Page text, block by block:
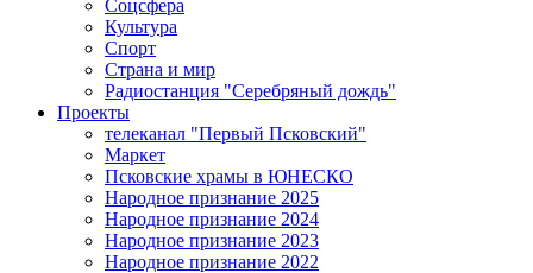
Соцсфера
Культура
Спорт
Страна и мир
Радиостанция "Серебряный дождь"
Проекты
телеканал "Первый Псковский"
Маркет
Псковские храмы в ЮНЕСКО
Народное признание 2025
Народное признание 2024
Народное признание 2023
Народное признание 2022